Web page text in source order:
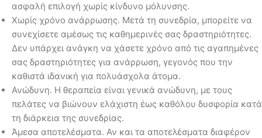
ασφαλή επιλογή χωρίς κίνδυνο μόλυνσης.
Χωρίς χρόνο ανάρρωσης. Μετά τη συνεδρία, μπορείτε να
συνεχίσετε αμέσως τις καθημερινές σας δραστηριότητες.
Δεν υπάρχει ανάγκη να χάσετε χρόνο από τις αγαπημένες
σας δραστηριότητες για ανάρρωση, γεγονός που την
καθιστά ιδανική για πολυάσχολα άτομα.
Ανώδυνη. Η θεραπεία είναι γενικά ανώδυνη, με τους
πελάτες να βιώνουν ελάχιστη έως καθόλου δυσφορία κατά
τη διάρκεια της συνεδρίας.
Άμεσα αποτελέσματα. Αν και τα αποτελέσματα διαφέρον